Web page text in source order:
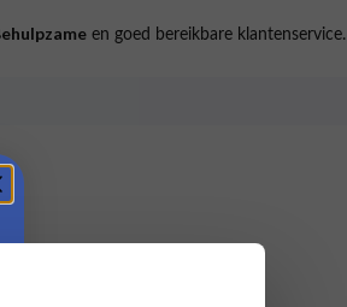
en goed bereikbare klantenservice.